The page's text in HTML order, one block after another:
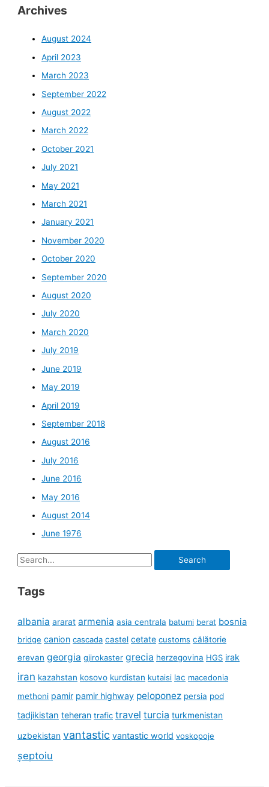
Archives
August 2024
April 2023
March 2023
September 2022
August 2022
March 2022
October 2021
July 2021
May 2021
March 2021
January 2021
November 2020
October 2020
September 2020
August 2020
July 2020
March 2020
July 2019
June 2019
May 2019
April 2019
September 2018
August 2016
July 2016
June 2016
May 2016
August 2014
June 1976
Search
Tags
albania ararat armenia asia centrala batumi berat bosnia
bridge canion cascada castel cetate customs călătorie
erevan georgia gjirokaster grecia herzegovina HGS irak
iran kazahstan kosovo kurdistan kutaisi lac macedonia
methoni pamir pamir highway peloponez persia pod
tadjikistan teheran trafic travel turcia turkmenistan
uzbekistan vantastic vantastic world voskopoje
șeptoiu